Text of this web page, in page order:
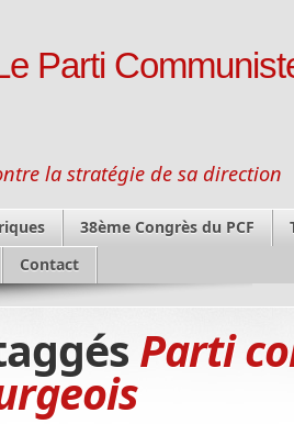
Parti
la stratégie de sa direction
38ème Congrès du PCF
Contact
Parti